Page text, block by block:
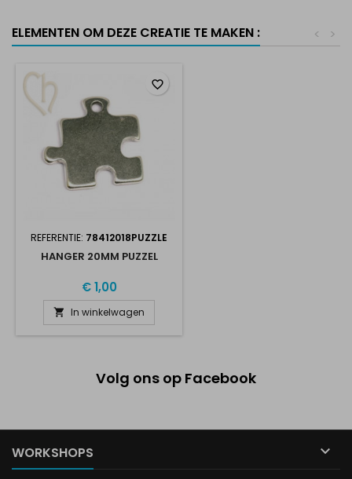
ELEMENTEN OM DEZE CREATIE TE MAKEN : >
<
REFERENTIE: 78412018PUZZLE
HANGER 20MM PUZZEL
€ 1,00
 In winkelwagen
favorite_border
Volg ons op Facebook
WORKSHOPS 